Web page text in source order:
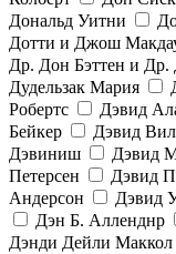
Дональд Уитни
Дотти и Джош
Др. Дон Бэттен и Др.
Дудельзак Мария
Робертс
Дэвид
Бейкер
Дэвид
Дэвиниш
Дэвид
Петерсен
Дэвид
Андерсон
Дэвид
Дэн Б. Алленднр
Дэнди Дейли Маккол